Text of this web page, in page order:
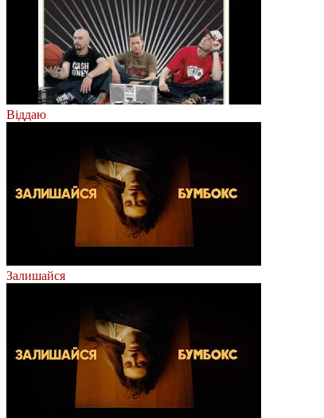
Віддаю
Залишайся